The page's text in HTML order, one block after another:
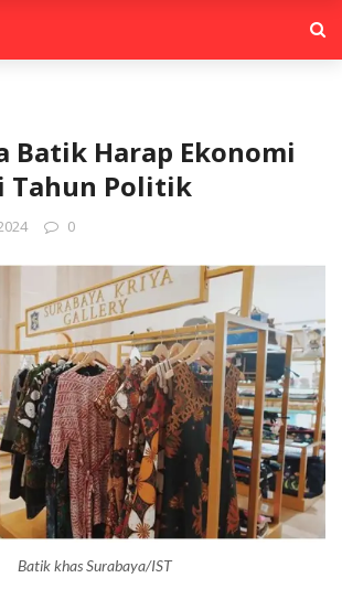
Batik Harap Ekonomi
Tahun Politik
0
Batik khas Surabaya/IST